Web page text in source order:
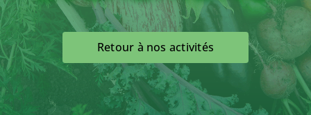
Retour à nos activités